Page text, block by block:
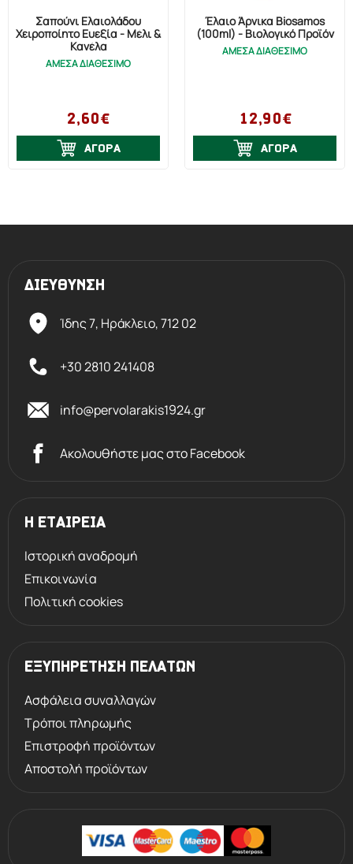
Σαπούνι Ελαιολάδου
Χειροποίητο Ευεξία - Μέλι &
Κανέλα
ΑΜΕΣΑ ΔΙΑΘΕΣΙΜΟ
2,60€
ΑΓΟΡΑ
Έλαιο Άρνικα Biosamos
(100ml) - Βιολογικό Προϊόν
ΑΜΕΣΑ ΔΙΑΘΕΣΙΜΟ
12,90€
ΑΓΟΡΑ
ΔΙΕΥΘΥΝΣΗ
Ίδης 7, Ηράκλειο,712 02
+30 2810 241408
info@pervolarakis1924.gr
Ακολουθήστε μας στο Facebook
Η ΕΤΑΙΡΕΙΑ
Ιστορική αναδρομή
Επικοινωνία
Πολιτική cookies
ΕΞΥΠΗΡΕΤΗΣΗ ΠΕΛΑΤΩΝ
Ασφάλεια συναλλαγών
Τρόποι πληρωμής
Επιστροφή προϊόντων
Αποστολή προϊόντων